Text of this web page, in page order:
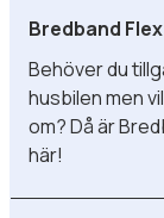
Bredband
Behöver du
husbilen men
om? Då är
här!